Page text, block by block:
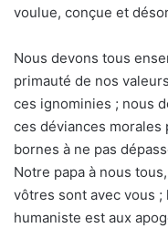
voulue, conçue et
Nous devons tous
primauté de nos
ces ignominies ; nous
ces déviances morales
bornes à ne pas
Notre papa à nous
vôtres sont avec vous ;
humaniste est aux